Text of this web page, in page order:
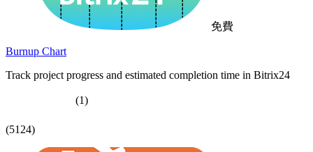
免費
Burnup Chart
Track project progress and estimated completion time in Bitrix24
(1)
(5124)